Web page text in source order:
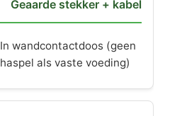
Geaarde stekker + kabel
In wandcontactdoos (geen
haspel als vaste voeding)